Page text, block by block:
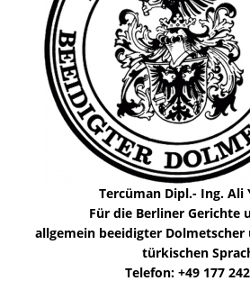
Tercüman Dipl.- Ing. Ali
Für die Berliner Gerichte
allgemein beeidigter Dolmetscher
türkischen
Telefon: +49 177